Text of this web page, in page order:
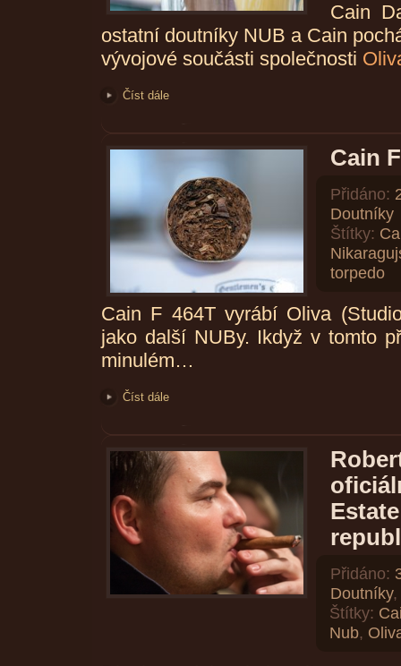
Cain
ostatní doutníky NUB a Cain
vývojové součásti společnosti
Číst dále
Cain
Přidáno:
Doutníky
Štítky:
torpedo
Cain F 464T vyrábí Oliva
jako další NUBy. Ikdyž v tomto
minulém…
Číst dále
Přidáno:
Doutníky,
Štítky:
Nub,